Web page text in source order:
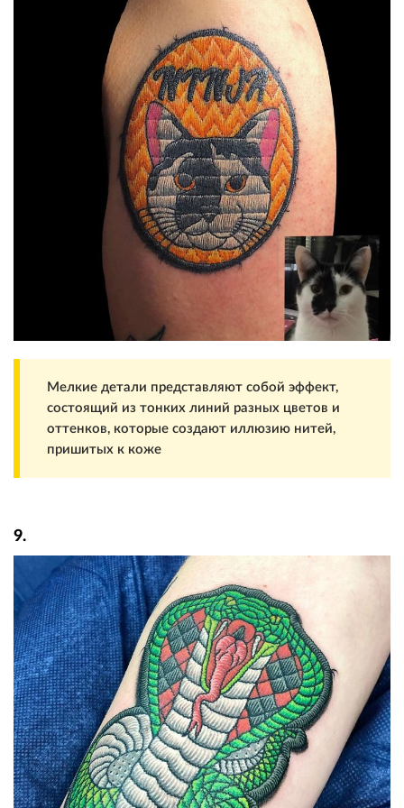
Мелкие детали представляют собой эффект,
состоящий из тонких линий разных цветов и
оттенков, которые создают иллюзию нитей,
пришитых к коже
9.